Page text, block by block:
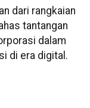
dari rangkaian
tantangan
dalam
di era digital.